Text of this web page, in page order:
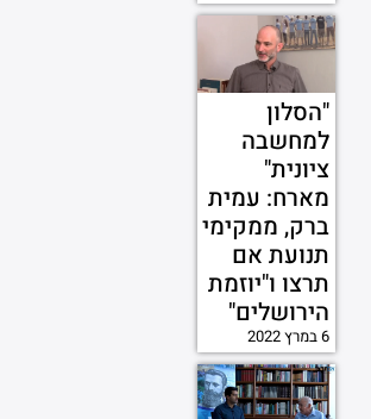
"הסלון
למחשבה
ציונית"
מארח: עמית
ברק, ממקימי
תנועת אם
תרצו ו"יוזמת
הירושלים"
6 במרץ 2022